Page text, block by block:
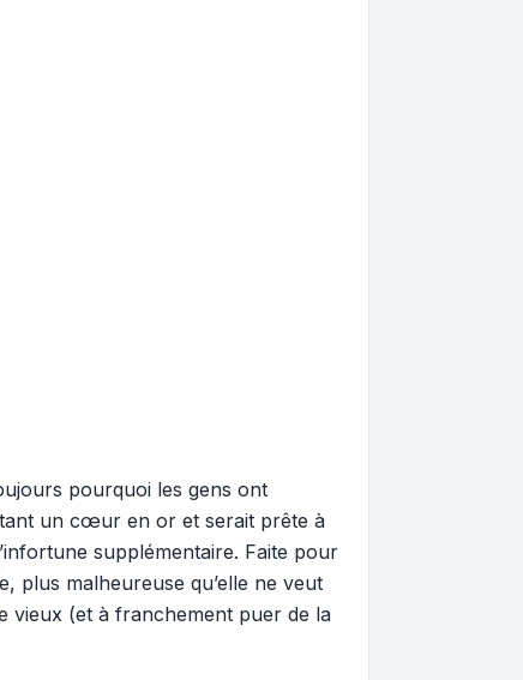
pourquoi les gens ont
un cœur en or et serait prête à
supplémentaire. Faite pour
plus malheureuse qu’elle ne veut
vieux (et à franchement puer de la